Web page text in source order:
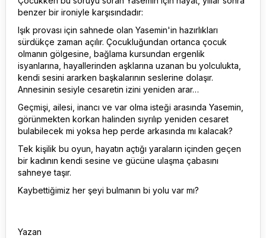
benzer bir ironiyle karşısındadır:
Işık provası için sahnede olan Yasemin'in hazırlıkları
sürdükçe zaman açılır. Çocukluğundan ortanca çocuk
olmanın gölgesine, bağlama kursundan ergenlik
isyanlarına, hayallerinden aşklarına uzanan bu yolculukta,
kendi sesini ararken başkalarının seslerine dolaşır.
Annesinin sesiyle cesaretin izini yeniden arar…
Geçmişi, ailesi, inancı ve var olma isteği arasında Yasemin,
görünmekten korkan halinden sıyrılıp yeniden cesaret
bulabilecek mi yoksa hep perde arkasında mı kalacak?
Tek kişilik bu oyun, hayatın açtığı yaraların içinden geçen
bir kadının kendi sesine ve gücüne ulaşma çabasını
sahneye taşır.
Kaybettiğimiz her şeyi bulmanın bi yolu var mı?
Yazan